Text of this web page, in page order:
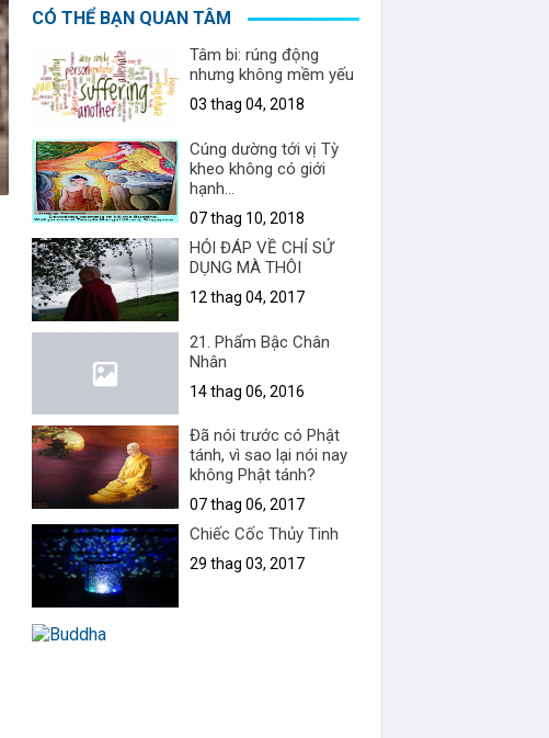
CÓ THỂ BẠN QUAN TÂM
Tâm bi: rúng động
nhưng không mềm yếu
03 thag 04, 2018
Cúng dường tới vị Tỳ
kheo không có giới
hạnh...
07 thag 10, 2018
HỎI ĐÁP VỀ CHỈ SỬ
DỤNG MÀ THÔI
12 thag 04, 2017
21. Phẩm Bậc Chân
Nhân
14 thag 06, 2016
Đã nói trước có Phật
tánh, vì sao lại nói nay
không Phật tánh?
07 thag 06, 2017
Chiếc Cốc Thủy Tinh
29 thag 03, 2017